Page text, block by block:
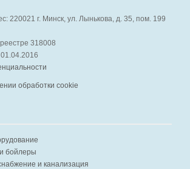
220021 г. Минск, ул. Лынькова, д. 35, пом. 199
318008
обработки cookie
бойлеры
и канализация